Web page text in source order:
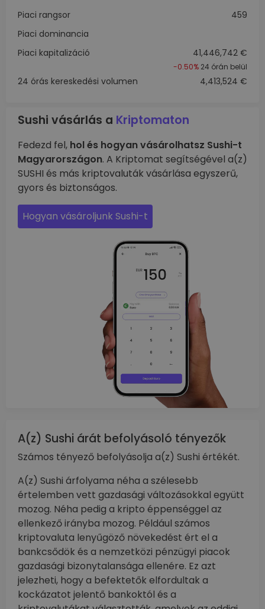
Piaci rangsor
459
Piaci dominancia
Piaci kapitalizáció
41,446,742 €
-0.50% 24 órán belül
24 órás kereskedési volumen 4,413,524 €
Sushi vásárlás a Kriptomaton
Fedezd fel, hol és hogyan vásárolhatsz Sushi-t
Magyarországon. A Kriptomat segítségével a(z)
SUSHI és más kriptovaluták vásárlása egyszerű,
gyors és biztonságos.
Hogyan vásároljunk Sushi-t
A(z) Sushi árát befolyásoló tényezők
Számos tényező befolyásolja a(z) Sushi értékét.
A(z) Sushi árfolyama néha a szélesebb
értelemben vett gazdasági változásokkal együtt
mozog. Néha pedig a kripto éppenséggel az
ellenkező irányba mozog. Például számos
kriptovaluta lenyűgöző növekedést ért el a
bankcsődök és a nemzetközi pénzügyi piacok
gazdasági bizonytalansága ellenére. Ez azt
jelezheti, hogy a befektetők elfordultak a
kockázatot jelentő bankoktól és a